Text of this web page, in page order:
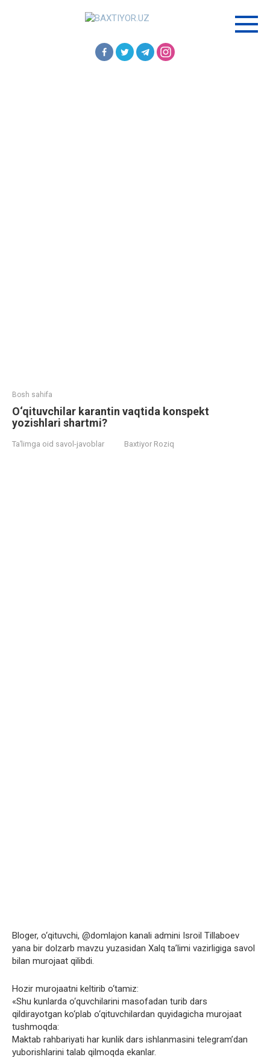
Bosh sahifa
O‘qituvchilar karantin vaqtida konspekt
yozishlari shartmi?
Ta’limga oid savol-javoblar Baxtiyor Roziq
Bloger, o‘qituvchi, @domlajon kanali admini Isroil Tillaboev
yana bir dolzarb mavzu yuzasidan Xalq ta’limi vazirligiga savol
bilan murojaat qilibdi.
Hozir murojaatni keltirib o‘tamiz:
«Shu kunlarda o‘quvchilarini masofadan turib dars
qildirayotgan ko‘plab o‘qituvchilardan quyidagicha murojaat
tushmoqda:
Maktab rahbariyati har kunlik dars ishlanmasini telegram’dan
yuborishlarini talab qilmoqda ekanlar.